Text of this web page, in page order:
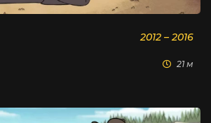
2012 – 2016
21 м